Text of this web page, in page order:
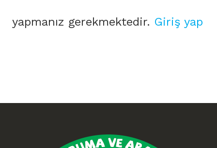
yapmanız gerekmektedir. Giriş yap